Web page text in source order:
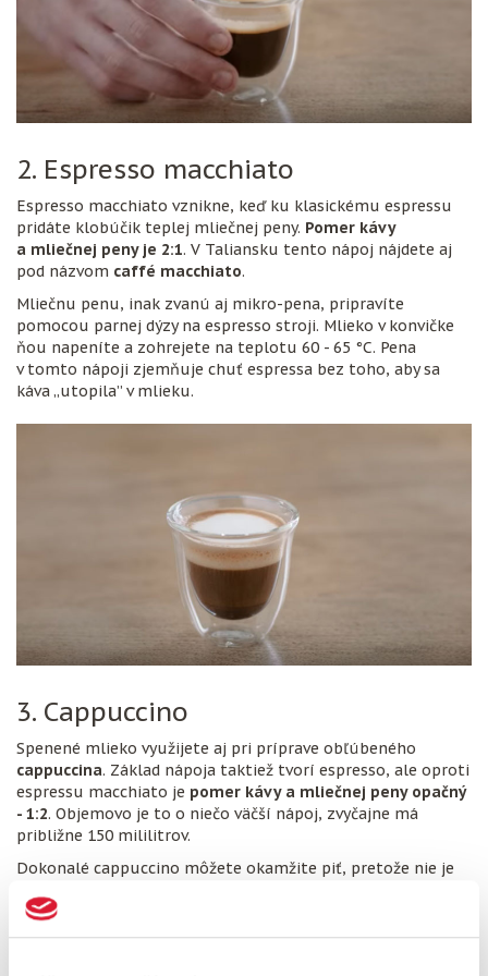
2. Espresso macchiato
Espresso macchiato vznikne, keď ku klasickému espressu
pridáte klobúčik teplej mliečnej peny. Pomer kávy
a mliečnej peny je 2:1. V Taliansku tento nápoj nájdete aj
pod názvom caffé macchiato.
Mliečnu penu, inak zvanú aj mikro-pena, pripravíte
pomocou parnej dýzy na espresso stroji. Mlieko v konvičke
ňou napeníte a zohrejete na teplotu 60 - 65 °C. Pena
v tomto nápoji zjemňuje chuť espressa bez toho, aby sa
káva „utopila” v mlieku.
3. Cappuccino
Spenené mlieko využijete aj pri príprave obľúbeného
cappuccina. Základ nápoja taktiež tvorí espresso, ale oproti
espressu macchiato je pomer kávy a mliečnej peny opačný
- 1:2. Objemovo je to o niečo väčší nápoj, zvyčajne má
približne 150 mililitrov.
Dokonalé cappuccino môžete okamžite piť, pretože nie je